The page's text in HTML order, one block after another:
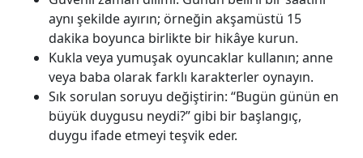
aynı şekilde ayırın; örneğin akşamüstü 15
dakika boyunca birlikte bir hikâye kurun.
Kukla veya yumuşak oyuncaklar kullanın; anne
veya baba olarak farklı karakterler oynayın.
Sık sorulan soruyu değiştirin: “Bugün günün en
büyük duygusu neydi?” gibi bir başlangıç,
duygu ifade etmeyi teşvik eder.